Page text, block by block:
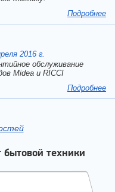
Подробнее
2016 г.
обслуживание
Midea и RICCI
Подробнее
техники